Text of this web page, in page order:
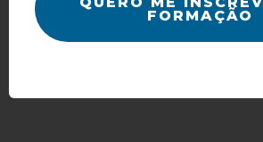
FORMAÇÃO